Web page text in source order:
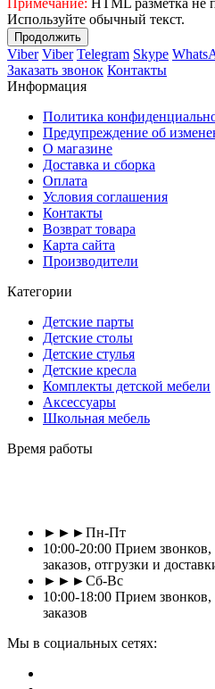
Используйте обычный текст.
Продолжить
Viber Viber Telegram Skype
Заказать звонок Контакты
Информация
Политика
Предупреждение об
О магазине
Доставка и сборка
Оплата
Условия соглашения
Контакты
Возврат товара
Карта сайта
Производители
Категории
Детские парты
Детские столы
Детские стулья
Детские кресла
Комплекты детской мебели
Аксессуары
Школьная мебель
Время работы
►►►Пн-Пт
10:00-20:00 Прием
заказов, отгрузки и
►►►Сб-Вс
10:00-18:00 Прием
заказов
Мы в социальных сетях: